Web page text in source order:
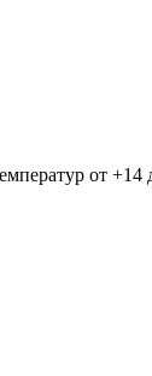
от